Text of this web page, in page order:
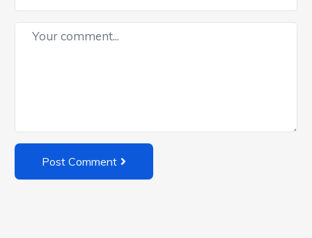
Post Comment